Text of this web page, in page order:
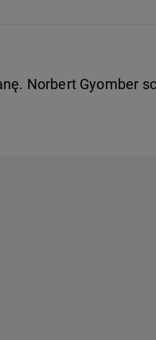
Norbert Gyomber